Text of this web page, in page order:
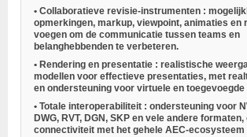
• Collaboratieve revisie-instrumenten :
opmerkingen, markup, viewpoint, animaties en
voegen om de communicatie tussen teams en
belanghebbenden te verbeteren.
• Rendering en presentatie : realistische
modellen voor effectieve presentaties, met
en ondersteuning voor virtuele en
• Totale interoperabiliteit : ondersteuning voor
DWG, RVT, DGN, SKP en vele andere
connectiviteit met het gehele AEC-ecosysteem